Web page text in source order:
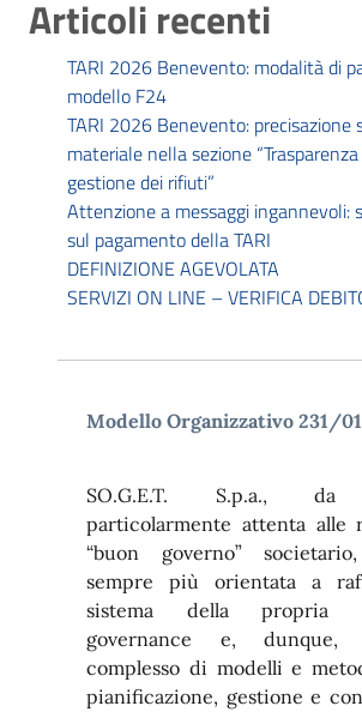
Articoli recenti
TARI 2026 Benevento: modalità di
modello F24
TARI 2026 Benevento: precisazione
materiale nella sezione
gestione dei rifiuti”
Attenzione a messaggi ingannevoli:
sul pagamento della TARI
DEFINIZIONE AGEVOLATA
SERVIZI ON LINE – VERIFICA
Modello Organizzativo 231/01
SO.G.E.T. S.p.a., da
particolarmente attenta alle
“buon governo”
sempre più orientata a
sistema della propria
governance e,
complesso di modelli e
pianificazione, gestione e